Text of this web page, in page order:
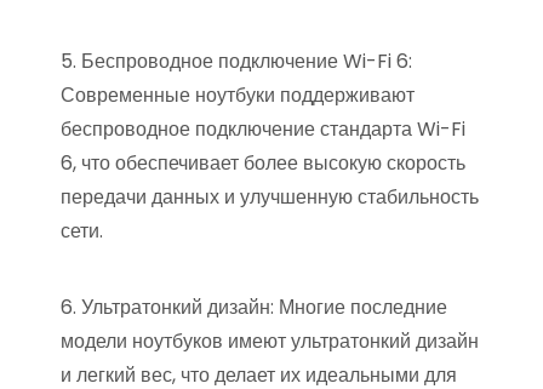
5. Беспроводное подключение Wi-Fi 6:
Современные ноутбуки поддерживают
беспроводное подключение стандарта Wi-Fi
6, что обеспечивает более высокую скорость
передачи данных и улучшенную стабильность
сети.
6. Ультратонкий дизайн: Многие последние
модели ноутбуков имеют ультратонкий дизайн
и легкий вес, что делает их идеальными для